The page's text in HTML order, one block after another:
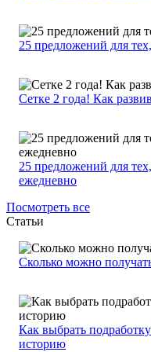
25 предложений для
Сетке 2 года! Как
25 предложений для
ежедневно
Посмотреть все
Статьи
Сколько можно
Как выбрать
историю